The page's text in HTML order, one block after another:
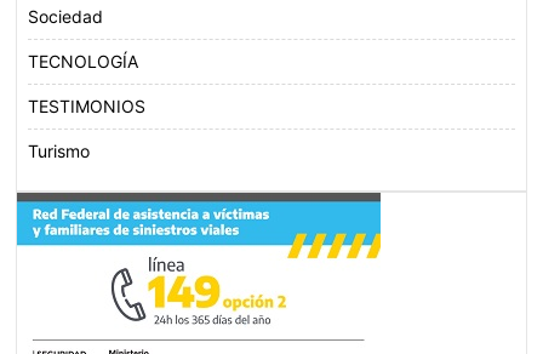
Sociedad
TECNOLOGÍA
TESTIMONIOS
Turismo